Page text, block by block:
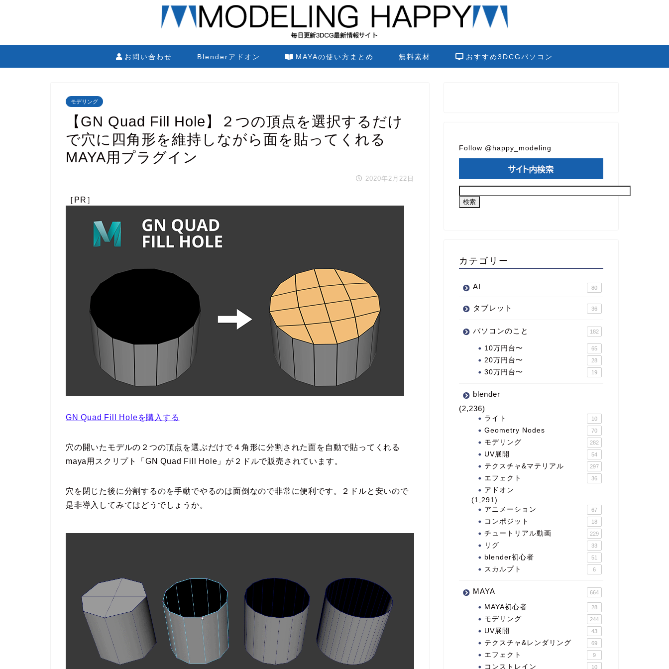
お問い合わせ Blenderアドオン MAYAの使い方まとめ 無料素材 おすすめ3DCGパソコン
モデリング
【GN Quad Fill Hole】２つの頂点を選択するだけ
で穴に四角形を維持しながら面を貼ってくれる
MAYA用プラグイン
2020年2月22日
［PR］
GN Quad Fill Holeを購入する
穴の開いたモデルの２つの頂点を選ぶだけで４角形に分割された面を自動で貼ってくれる
maya用スクリプト「GN Quad Fill Hole」が２ドルで販売されています。
穴を閉じた後に分割するのを手動でやるのは面倒なので非常に便利です。２ドルと安いので
是非導入してみてはどうでしょうか。
Follow @happy_modeling
カテゴリー
AI 80
タブレット 36
パソコンのこと 182
10万円台〜 65
20万円台〜 28
30万円台〜 19
blender
(2,236)
ライト 10
Geometry Nodes 70
モデリング 282
UV展開 54
テクスチャ&マテリアル 297
エフェクト 36
アドオン
(1,291)
アニメーション
67
コンポジット 18
チュートリアル動画 229
リグ 33
blender初心者 51
スカルプト 6
MAYA 664
MAYA初心者 28
モデリング 244
UV展開 43
テクスチャ&レンダリング 69
エフェクト 9
コンストレイン 10